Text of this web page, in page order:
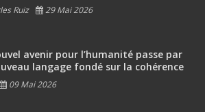
Ruiz 29 Mai 2026
avenir pour l’humanité passe par
langage fondé sur la cohérence
09 Mai 2026